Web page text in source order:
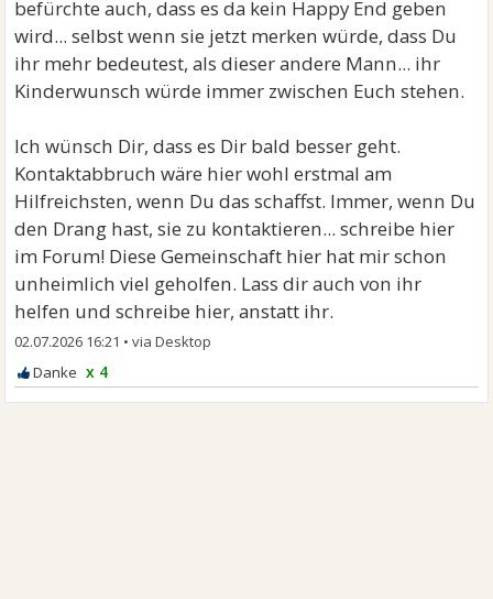
befürchte auch, dass es da kein Happy End geben
wird... selbst wenn sie jetzt merken würde, dass Du
ihr mehr bedeutest, als dieser andere Mann... ihr
Kinderwunsch würde immer zwischen Euch stehen.
Ich wünsch Dir, dass es Dir bald besser geht.
Kontaktabbruch wäre hier wohl erstmal am
Hilfreichsten, wenn Du das schaffst. Immer, wenn Du
den Drang hast, sie zu kontaktieren... schreibe hier
im Forum! Diese Gemeinschaft hier hat mir schon
unheimlich viel geholfen. Lass dir auch von ihr
helfen und schreibe hier, anstatt ihr.
02.07.2026 16:21 •
x 4